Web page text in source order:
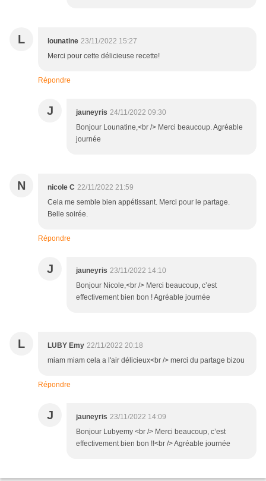
L lounatine 23/11/2022 15:27
Merci pour cette délicieuse recette!
Répondre
J jauneyris 24/11/2022 09:30
Bonjour Lounatine,<br /> Merci beaucoup. Agréable
journée
N nicole C 22/11/2022 21:59
Cela me semble bien appétissant. Merci pour le partage.
Belle soirée.
Répondre
J jauneyris 23/11/2022 14:10
Bonjour Nicole,<br /> Merci beaucoup, c’est
effectivement bien bon ! Agréable journée
L LUBY Emy 22/11/2022 20:18
miam miam cela a l'air délicieux<br /> merci du partage bizou
Répondre
J jauneyris 23/11/2022 14:09
Bonjour Lubyemy <br /> Merci beaucoup, c’est
effectivement bien bon !!<br /> Agréable journée